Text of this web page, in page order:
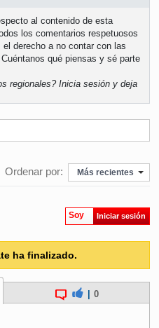
al contenido de esta
los comentarios respetuosos
derecho a no contar con las
qué piensas y sé parte
regionales?Inicia sesión y deja
Ordenar por: Más recientes
Soy Iniciar sesión
ha finalizado.
0